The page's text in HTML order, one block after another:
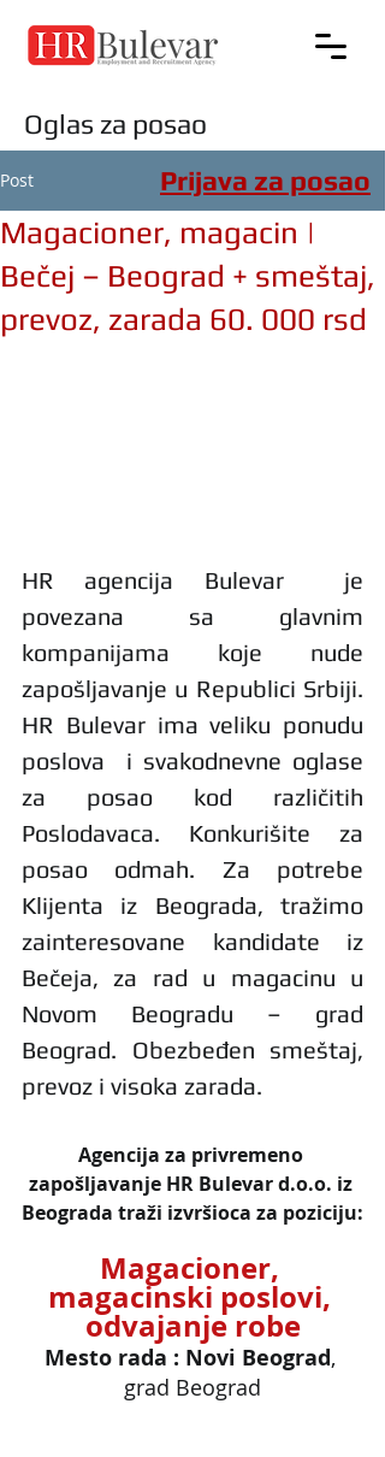
Oglas za posao
Post
Magacioner, magacin |
Bečej – Beograd + smeštaj,
prevoz, zarada 60. 000 rsd
HR agencija Bulevar  je
povezana sa glavnim
kompanijama koje nude
zapošljavanje u Republici Srbiji.
HR Bulevar ima veliku ponudu
poslova  i svakodnevne oglase
za posao kod različitih
Poslodavaca. Konkurišite za
posao odmah. Za potrebe
Klijenta iz Beograda, tražimo
zainteresovane kandidate iz
Bečeja, za rad u magacinu u
Novom Beogradu – grad
Beograd. Obezbeđen smeštaj,
prevoz i visoka zarada.
Agencija za privremeno
zapošljavanje HR Bulevar d.o.o. iz
Beograda traži izvršioca za poziciju:
Magacioner,
magacinski poslovi,
odvajanje robe
Mesto rada : Novi Beograd,
grad Beograd
Prijava za posao